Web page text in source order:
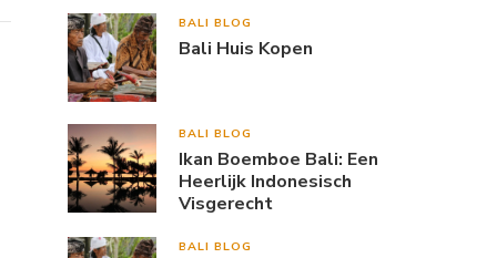
BALI BLOG
Bali Huis Kopen
BALI BLOG
Ikan Boemboe Bali: Een
Heerlijk Indonesisch
Visgerecht
BALI BLOG